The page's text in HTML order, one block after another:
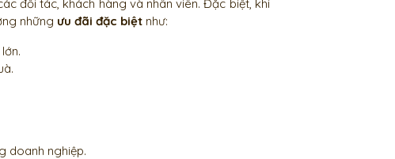
đối tác, khách hàng và nhân viên. Đặc biệt, khi
những ưu đãi đặc biệtnhư:
doanh nghiệp.